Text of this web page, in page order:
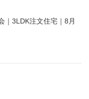
｜3LDK注文住宅｜8月